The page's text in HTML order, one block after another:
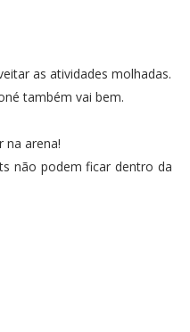
as atividades molhadas.
também vai bem.
na arena!
não podem ficar dentro da